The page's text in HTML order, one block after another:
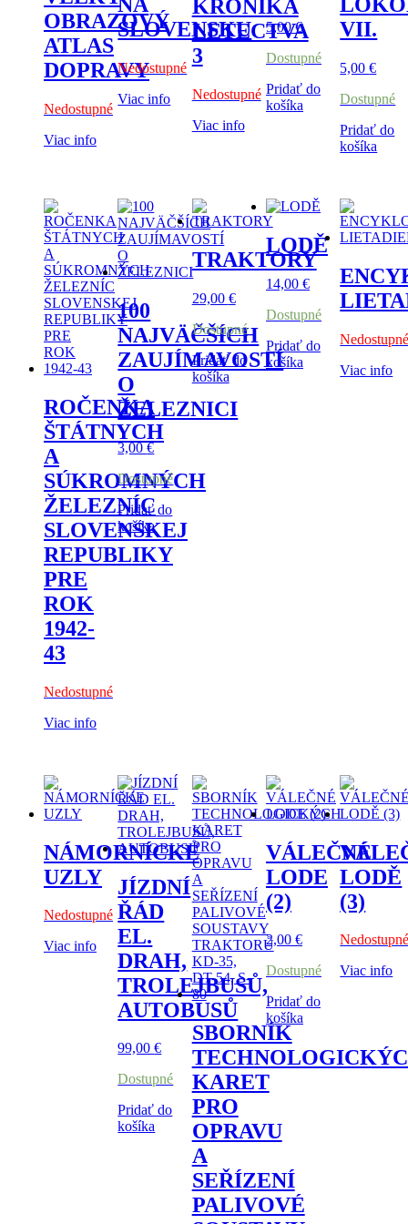
OBRAZOVÝ
ATLAS
DOPRAVY
Nedostupné
Viac info
SLOVENSKU
Nedostupné
Viac info
KRONIKA
LETECTVA
3
Nedostupné
Viac info
5,00€
Dostupné
Pridať do
košíka
VII.
5,00€
Dostupné
Pridať do
košíka
ROČENKA
ŠTÁTNYCH
A
SÚKROMNÝCH
ŽELEZNÍC
SLOVENSKEJ
REPUBLIKY
PRE
ROK
1942-
43
Nedostupné
Viac info
100
NAJVÄČŠÍCH
ZAUJÍMAVOSTÍ
O
ŽELEZNICI
3,00€
Dostupné
Pridať do
košíka
TRAKTORY
29,00 €
Dostupné
Pridať do
košíka
LODĚ
14,00 €
Dostupné
Pridať do
košíka
Viac info
NÁMORNÍCKE
UZLY
Nedostupné
Viac info
JÍZDNÍ
ŘÁD
EL.
DRAH,
TROLEJBUSŮ,
AUTOBUSŮ
99,00€
Dostupné
Pridať do
košíka
SBORNÍK
KARET
PRO
OPRAVU
A
SEŘÍZENÍ
PALIVOVÉ
VÁLEČNÉ
LODE
(2)
2,00 €
Dostupné
Pridať do
košíka
LODĚ
(3)
Viac info